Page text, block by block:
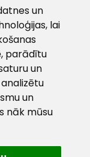
un
lai
parādītu
un
un
nāk mūsu